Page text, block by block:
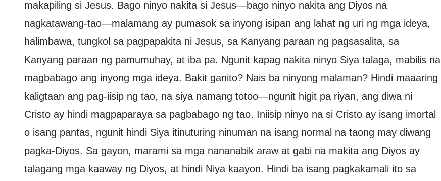
makapiling si Jesus. Bago ninyo nakita si Jesus—bago ninyo nakita ang Diyos na
nagkatawang-tao—malamang ay pumasok sa inyong isipan ang lahat ng uri ng mga ideya,
halimbawa, tungkol sa pagpapakita ni Jesus, sa Kanyang paraan ng pagsasalita, sa
Kanyang paraan ng pamumuhay, at iba pa. Ngunit kapag nakita ninyo Siya talaga, mabilis na
magbabago ang inyong mga ideya. Bakit ganito? Nais ba ninyong malaman? Hindi maaaring
kaligtaan ang pag-iisip ng tao, na siya namang totoo—ngunit higit pa riyan, ang diwa ni
Cristo ay hindi magpaparaya sa pagbabago ng tao. Iniisip ninyo na si Cristo ay isang imortal
o isang pantas, ngunit hindi Siya itinuturing ninuman na isang normal na taong may diwang
pagka-Diyos. Sa gayon, marami sa mga nananabik araw at gabi na makita ang Diyos ay
talagang mga kaaway ng Diyos, at hindi Niya kaayon. Hindi ba isang pagkakamali ito sa